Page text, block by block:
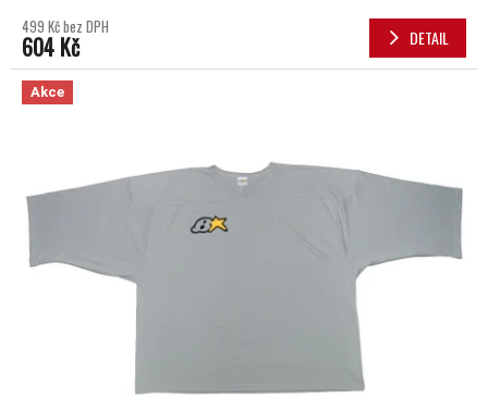
499 Kč bez DPH
604 Kč DETAIL
Akce